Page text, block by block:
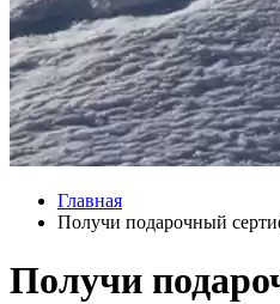
Главная
Получи подарочный
Получи